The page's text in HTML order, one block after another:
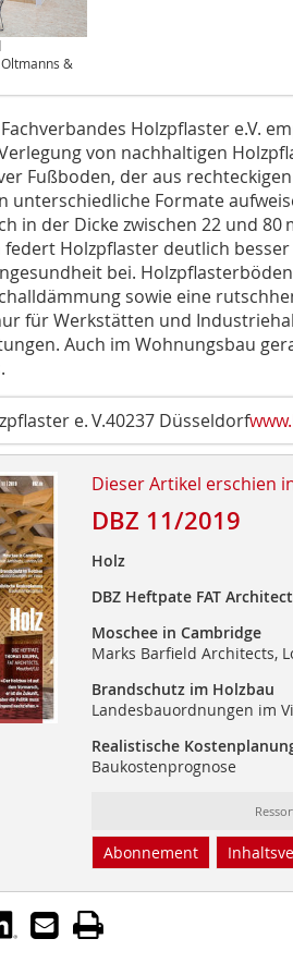
&
Holzpflaster e.V.
von nachhaltigen
Fußboden, der aus
unterschiedliche Formate
in der Dicke zwischen 22 und 80
Holzpflaster deutlich
bei.
sowie eine
für Werkstätten und
Auch im Wohnungsbau
e. V.40237 Düsseldorf
Dieser Artikel erschien
DBZ 11/2019
Holz
DBZ Heftpate FAT
Moschee in Cambridge
Marks Barfield Architects,
Brandschutz im Holzbau
Landesbauordnungen im
Realistische
Baukostenprognose
Abonnement